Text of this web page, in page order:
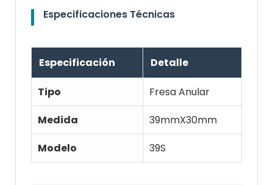
Especificaciones Técnicas
Especificación Detalle
Tipo
Fresa Anular
Medida
39mmX30mm
Modelo
39S